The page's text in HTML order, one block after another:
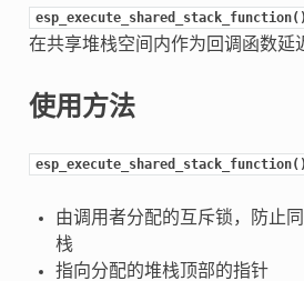
esp_execute_shared_stack_function()
在共享堆栈空间内作为回调函数延
使用方法
esp_execute_shared_stack_function()
由调用者分配的互斥锁，防止
栈
指向分配的堆栈顶部的指针